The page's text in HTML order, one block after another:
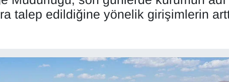
talep edildiğine yönelik girişimlerin